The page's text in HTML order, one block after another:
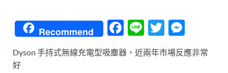
Recommend
F
ac
e
Li
n
e
T
w
itt
es
se
Dyson 手持式無線充電型吸塵器，近兩年市場反應非常
好